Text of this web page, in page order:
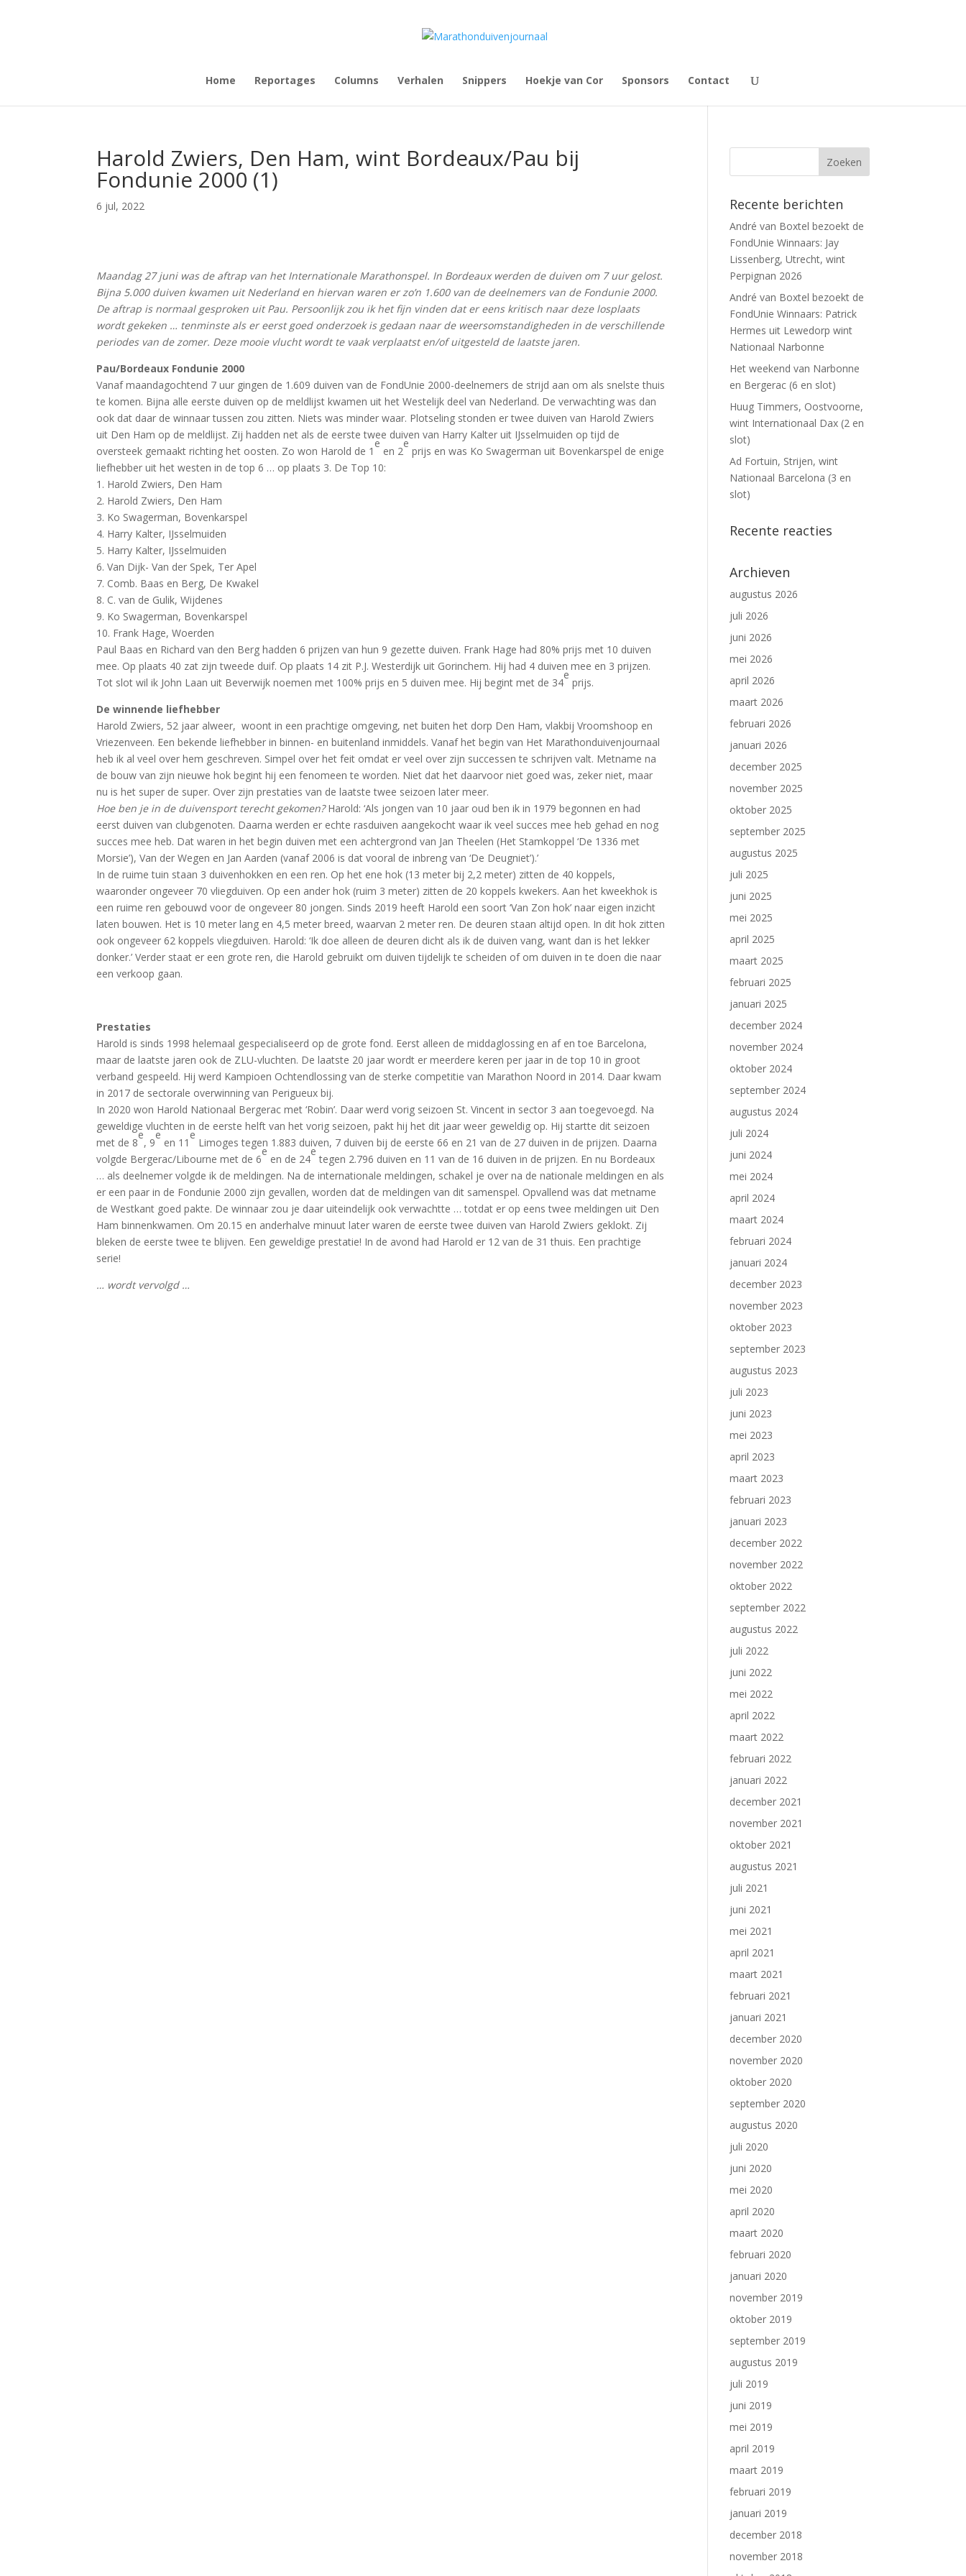
Home Reportages Columns Verhalen Snippers Hoekje van Cor Sponsors Contact
Harold Zwiers, Den Ham, wint Bordeaux/Pau bij
Fondunie 2000 (1)
6 jul, 2022
Maandag 27 juni was de aftrap van het Internationale Marathonspel. In Bordeaux werden de duiven om 7 uur gelost.
Bijna 5.000 duiven kwamen uit Nederland en hiervan waren er zo’n 1.600 van de deelnemers van de Fondunie 2000.
De aftrap is normaal gesproken uit Pau. Persoonlijk zou ik het fijn vinden dat er eens kritisch naar deze losplaats
wordt gekeken … tenminste als er eerst goed onderzoek is gedaan naar de weersomstandigheden in de verschillende
periodes van de zomer. Deze mooie vlucht wordt te vaak verplaatst en/of uitgesteld de laatste jaren.
Pau/Bordeaux Fondunie 2000
Vanaf maandagochtend 7 uur gingen de 1.609 duiven van de FondUnie 2000-deelnemers de strijd aan om als snelste thuis
te komen. Bijna alle eerste duiven op de meldlijst kwamen uit het Westelijk deel van Nederland. De verwachting was dan
ook dat daar de winnaar tussen zou zitten. Niets was minder waar. Plotseling stonden er twee duiven van Harold Zwiers
uit Den Ham op de meldlijst. Zij hadden net als de eerste twee duiven van Harry Kalter uit IJsselmuiden op tijd de
oversteek gemaakt richting het oosten. Zo won Harold de 1
e
en 2
e
prijs en was Ko Swagerman uit Bovenkarspel de enige
liefhebber uit het westen in de top 6 … op plaats 3. De Top 10:
1. Harold Zwiers, Den Ham
2. Harold Zwiers, Den Ham
3. Ko Swagerman, Bovenkarspel
4. Harry Kalter, IJsselmuiden
5. Harry Kalter, IJsselmuiden
6. Van Dijk- Van der Spek, Ter Apel
7. Comb. Baas en Berg, De Kwakel
8. C. van de Gulik, Wijdenes
9. Ko Swagerman, Bovenkarspel
10. Frank Hage, Woerden
Paul Baas en Richard van den Berg hadden 6 prijzen van hun 9 gezette duiven. Frank Hage had 80% prijs met 10 duiven
mee. Op plaats 40 zat zijn tweede duif. Op plaats 14 zit P.J. Westerdijk uit Gorinchem. Hij had 4 duiven mee en 3 prijzen.
Tot slot wil ik John Laan uit Beverwijk noemen met 100% prijs en 5 duiven mee. Hij begint met de 34
e
prijs.
De winnende liefhebber
Harold Zwiers, 52 jaar alweer, woont in een prachtige omgeving, net buiten het dorp Den Ham, vlakbij Vroomshoop en
Vriezenveen. Een bekende liefhebber in binnen- en buitenland inmiddels. Vanaf het begin van Het Marathonduivenjournaal
heb ik al veel over hem geschreven. Simpel over het feit omdat er veel over zijn successen te schrijven valt. Metname na
de bouw van zijn nieuwe hok begint hij een fenomeen te worden. Niet dat het daarvoor niet goed was, zeker niet, maar
nu is het super de super. Over zijn prestaties van de laatste twee seizoen later meer.
Hoe ben je in de duivensport terecht gekomen?Harold: ‘Als jongen van 10 jaar oud ben ik in 1979 begonnen en had
eerst duiven van clubgenoten. Daarna werden er echte rasduiven aangekocht waar ik veel succes mee heb gehad en nog
succes mee heb. Dat waren in het begin duiven met een achtergrond van Jan Theelen (Het Stamkoppel ‘De 1336 met
Morsie’), Van der Wegen en Jan Aarden (vanaf 2006 is dat vooral de inbreng van ‘De Deugniet’).’
In de ruime tuin staan 3 duivenhokken en een ren. Op het ene hok (13 meter bij 2,2 meter) zitten de 40 koppels,
waaronder ongeveer 70 vliegduiven. Op een ander hok (ruim 3 meter) zitten de 20 koppels kwekers. Aan het kweekhok is
een ruime ren gebouwd voor de ongeveer 80 jongen. Sinds 2019 heeft Harold een soort ‘Van Zon hok’ naar eigen inzicht
laten bouwen. Het is 10 meter lang en 4,5 meter breed, waarvan 2 meter ren. De deuren staan altijd open. In dit hok zitten
ook ongeveer 62 koppels vliegduiven. Harold: ‘Ik doe alleen de deuren dicht als ik de duiven vang, want dan is het lekker
donker.’ Verder staat er een grote ren, die Harold gebruikt om duiven tijdelijk te scheiden of om duiven in te doen die naar
een verkoop gaan.
Prestaties
Harold is sinds 1998 helemaal gespecialiseerd op de grote fond. Eerst alleen de middaglossing en af en toe Barcelona,
maar de laatste jaren ook de ZLU-vluchten. De laatste 20 jaar wordt er meerdere keren per jaar in de top 10 in groot
verband gespeeld. Hij werd Kampioen Ochtendlossing van de sterke competitie van Marathon Noord in 2014. Daar kwam
in 2017 de sectorale overwinning van Perigueux bij.
In 2020 won Harold Nationaal Bergerac met ‘Robin’. Daar werd vorig seizoen St. Vincent in sector 3 aan toegevoegd. Na
geweldige vluchten in de eerste helft van het vorig seizoen, pakt hij het dit jaar weer geweldig op. Hij startte dit seizoen
met de 8
e
, 9
e
en 11
e
Limoges tegen 1.883 duiven, 7 duiven bij de eerste 66 en 21 van de 27 duiven in de prijzen. Daarna
volgde Bergerac/Libourne met de 6
e
en de 24
e
tegen 2.796 duiven en 11 van de 16 duiven in de prijzen. En nu Bordeaux
… als deelnemer volgde ik de meldingen. Na de internationale meldingen, schakel je over na de nationale meldingen en als
er een paar in de Fondunie 2000 zijn gevallen, worden dat de meldingen van dit samenspel. Opvallend was dat metname
de Westkant goed pakte. De winnaar zou je daar uiteindelijk ook verwachtte … totdat er op eens twee meldingen uit Den
Ham binnenkwamen. Om 20.15 en anderhalve minuut later waren de eerste twee duiven van Harold Zwiers geklokt. Zij
bleken de eerste twee te blijven. Een geweldige prestatie! In de avond had Harold er 12 van de 31 thuis. Een prachtige
serie!
… wordt vervolgd …
Recente berichten
André van Boxtel bezoekt de
FondUnie Winnaars: Jay
Lissenberg, Utrecht, wint
Perpignan 2026
André van Boxtel bezoekt de
FondUnie Winnaars: Patrick
Hermes uit Lewedorp wint
Nationaal Narbonne
Het weekend van Narbonne
en Bergerac (6 en slot)
Huug Timmers, Oostvoorne,
wint Internationaal Dax (2 en
slot)
Ad Fortuin, Strijen, wint
Nationaal Barcelona (3 en
slot)
Recente reacties
Archieven
augustus 2026
juli 2026
juni 2026
mei 2026
april 2026
maart 2026
februari 2026
januari 2026
december 2025
november 2025
oktober 2025
september 2025
augustus 2025
juli 2025
juni 2025
mei 2025
april 2025
maart 2025
februari 2025
januari 2025
december 2024
november 2024
oktober 2024
september 2024
augustus 2024
juli 2024
juni 2024
mei 2024
april 2024
maart 2024
februari 2024
januari 2024
december 2023
november 2023
oktober 2023
september 2023
augustus 2023
juli 2023
juni 2023
mei 2023
april 2023
maart 2023
februari 2023
januari 2023
december 2022
november 2022
oktober 2022
september 2022
augustus 2022
juli 2022
juni 2022
mei 2022
april 2022
maart 2022
februari 2022
januari 2022
december 2021
november 2021
oktober 2021
augustus 2021
juli 2021
juni 2021
mei 2021
april 2021
maart 2021
februari 2021
januari 2021
december 2020
november 2020
oktober 2020
september 2020
augustus 2020
juli 2020
juni 2020
mei 2020
april 2020
maart 2020
februari 2020
januari 2020
november 2019
oktober 2019
september 2019
augustus 2019
juli 2019
juni 2019
mei 2019
april 2019
maart 2019
februari 2019
januari 2019
december 2018
november 2018